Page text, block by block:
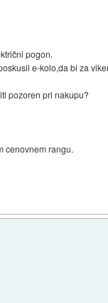
pogon.
e-kolo,da bi za
pozoren pri nakupu?
cenovnem rangu.